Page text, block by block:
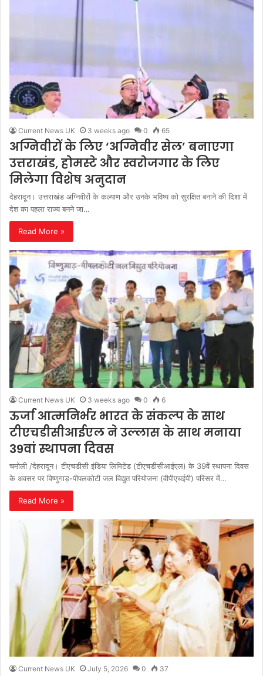
Current News UK 3 weeks ago 0 65
अग्निवीरों के लिए ‘अग्निवीर सेल’ बनाएगा
उत्तराखंड, होमस्टे और स्वरोजगार के लिए
मिलेगा विशेष अनुदान
देहरादून। उत्तराखंड अग्निवीरों के कल्याण और उनके भविष्य को सुरक्षित बनाने की दिशा में
देश का पहला राज्य बनने जा…
Read More »
Current News UK 3 weeks ago 0 6
ऊर्जा आत्मनिर्भर भारत के संकल्प के साथ
टीएचडीसीआईएल ने उल्लास के साथ मनाया
39वां स्थापना दिवस
चमोली /देहरादून। टीएचडीसी इंडिया लिमिटेड (टीएचडीसीआईएल) के 39वें स्थापना दिवस
के अवसर पर विष्णुगाड़-पीपलकोटी जल विद्युत परियोजना (वीपीएचईपी) परिसर में…
Read More »
Current News UK July 5, 2026 0 37